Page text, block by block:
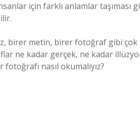
için farklı anlamlar taşıması
birer metin, birer fotoğraf gibi çok
ne kadar gerçek, ne kadar
nasıl okumalıyız?